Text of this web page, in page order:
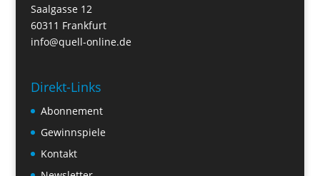
Saalgasse 12
60311 Frankfurt
info@quell-online.de
Direkt-Links
Abonnement
Gewinnspiele
Kontakt